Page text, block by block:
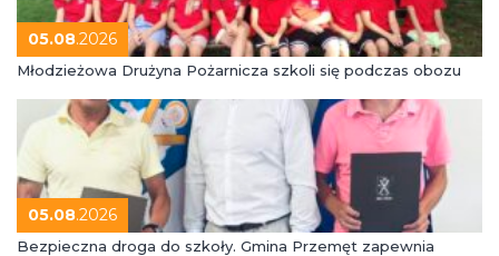
05.08.2026
Młodzieżowa Drużyna Pożarnicza szkoli się podczas obozu
05.08.2026
Bezpieczna droga do szkoły. Gmina Przemęt zapewnia